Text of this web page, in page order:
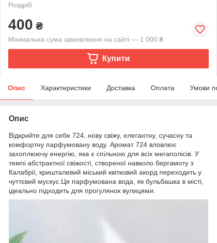
Роздріб
400 ₴
Мінімальна сума замовлення на сайті — 1 000 ₴
Купити
Опис Характеристики Доставка Оплата Умови
Опис
Відкрийте для себе 724, нову свіжу, елегантну, сучасну та
комфортну парфумовану воду. Аромат 724 вловлює
захоплюючу енергію, яка є спільною для всіх мегаполісів. У
темпі абстрактної свіжості, створеної навколо бергамоту з
Калабрії, кришталевий міський квітковий акорд переходить у
чуттєвий мускус.Ця парфумована вода, як бульбашка в місті,
ідеально підходить для прогулянок вулицями.